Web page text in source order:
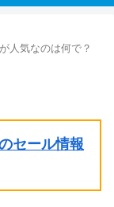
人気なのは何で？
セール情報